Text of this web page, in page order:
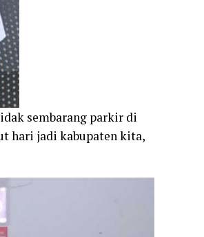
sembarang parkir di
hari jadi kabupaten kita,